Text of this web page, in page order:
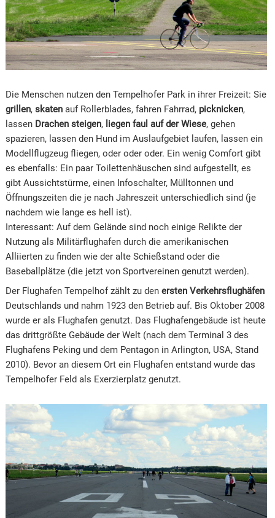
Die Menschen nutzen den Tempelhofer Park in ihrer Freizeit: Sie
grillen, skatenauf Rollerblades, fahren Fahrrad, picknicken,
lassen Drachen steigen, liegen faul auf der Wiese, gehen
spazieren, lassen den Hund im Auslaufgebiet laufen, lassen ein
Modellflugzeug fliegen, oder oder oder. Ein wenig Comfort gibt
es ebenfalls: Ein paar Toilettenhäuschen sind aufgestellt, es
gibt Aussichtstürme, einen Infoschalter, Mülltonnen und
Öffnungszeiten die je nach Jahreszeit unterschiedlich sind (je
nachdem wie lange es hell ist).
Interessant: Auf dem Gelände sind noch einige Relikte der
Nutzung als Militärflughafen durch die amerikanischen
Alliierten zu finden wie der alte Schießstand oder die
Baseballplätze (die jetzt von Sportvereinen genutzt werden).
Der Flughafen Tempelhof zählt zu denersten Verkehrsflughäfen
Deutschlands und nahm 1923 den Betrieb auf. Bis Oktober 2008
wurde er als Flughafen genutzt. Das Flughafengebäude ist heute
das drittgrößte Gebäude der Welt (nach dem Terminal 3 des
Flughafens Peking und dem Pentagon in Arlington, USA, Stand
2010). Bevor an diesem Ort ein Flughafen entstand wurde das
Tempelhofer Feld als Exerzierplatz genutzt.